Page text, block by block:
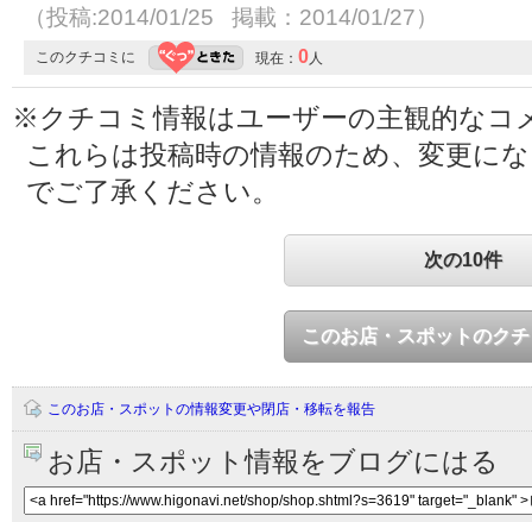
（投稿:2014/01/25 掲載：2014/01/27）
このクチコミに 現在： 0人
※クチコミ情報はユーザーの主観的なコ
これらは投稿時の情報のため、変更に
でご了承ください。
次の10件
このお店・スポットのク
このお店・スポットの情報変更や閉店・移転を報告
お店・スポット情報をブログにはる